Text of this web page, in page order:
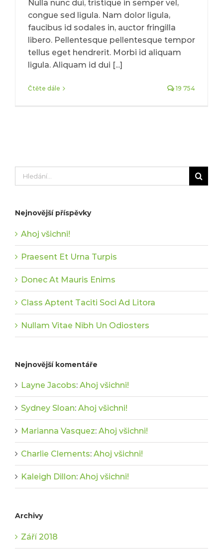
Nulla nunc dui, tristique in semper vel,
congue sed ligula. Nam dolor ligula,
faucibus id sodales in, auctor fringilla
libero. Pellentesque pellentesque tempor
tellus eget hendrerit. Morbi id aliquam
ligula. Aliquam id dui [...]
Čtěte dále 19 754
Hledat:
Nejnovější příspěvky
Ahoj všichni!
Praesent Et Urna Turpis
Donec At Mauris Enims
Class Aptent Taciti Soci Ad Litora
Nullam Vitae Nibh Un Odiosters
Nejnovější komentáře
Layne Jacobs: Ahoj všichni!
Sydney Sloan: Ahoj všichni!
Marianna Vasquez: Ahoj všichni!
Charlie Clements: Ahoj všichni!
Kaleigh Dillon: Ahoj všichni!
Archivy
Září 2018